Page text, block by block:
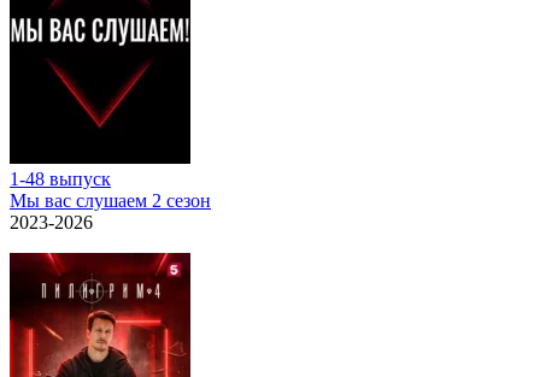
1-48 выпуск
Мы вас слушаем 2 сезон
2023-2026